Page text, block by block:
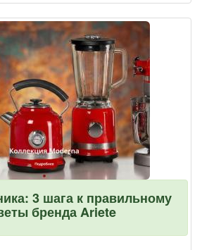
3 шага к правильному
бренда Ariete